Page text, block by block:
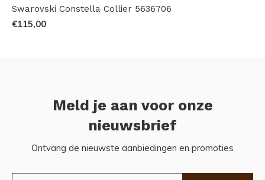
Swarovski Constella Collier 5636706
€115,00
Meld je aan voor onze
nieuwsbrief
Ontvang de nieuwste aanbiedingen en promoties